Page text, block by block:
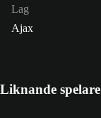
Lag
Ajax
Liknande spelare